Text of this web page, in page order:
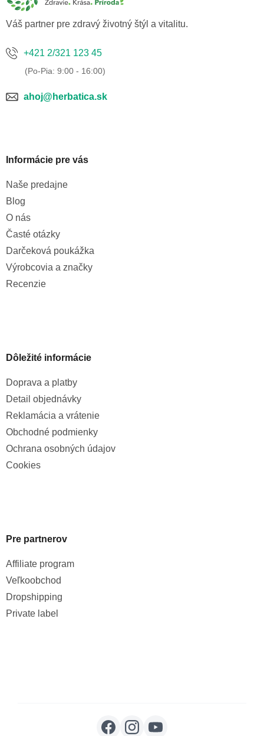
Váš partner pre zdravý životný štýl a vitalitu.
+421 2/321 123 45
ahoj@herbatica.sk
Informácie pre vás
Naše predajne
Blog
O nás
Časté otázky
Darčeková poukážka
Výrobcovia a značky
Recenzie
Dôležité informácie
Doprava a platby
Detail objednávky
Reklamácia a vrátenie
Obchodné podmienky
Ochrana osobných údajov
Cookies
Pre partnerov
Affiliate program
Veľkoobchod
Dropshipping
Private label